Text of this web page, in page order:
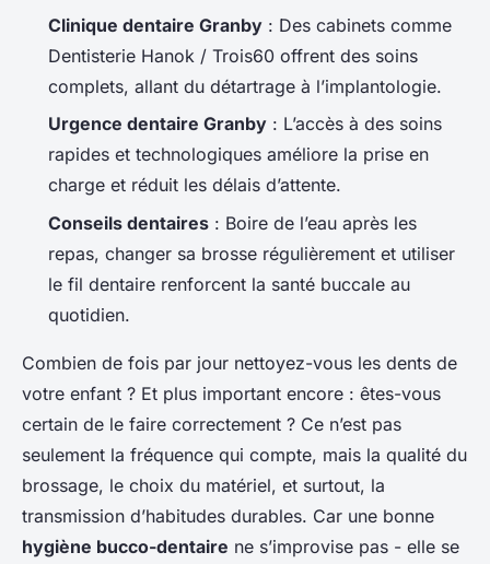
Clinique dentaire Granby : Des cabinets comme
Dentisterie Hanok / Trois60 offrent des soins
complets, allant du détartrage à l’implantologie.
Urgence dentaire Granby : L’accès à des soins
rapides et technologiques améliore la prise en
charge et réduit les délais d’attente.
Conseils dentaires : Boire de l’eau après les
repas, changer sa brosse régulièrement et utiliser
le fil dentaire renforcent la santé buccale au
quotidien.
Combien de fois par jour nettoyez-vous les dents de
votre enfant ? Et plus important encore : êtes-vous
certain de le faire correctement ? Ce n’est pas
seulement la fréquence qui compte, mais la qualité du
brossage, le choix du matériel, et surtout, la
transmission d’habitudes durables. Car une bonne
hygiène bucco-dentaire ne s’improvise pas - elle se